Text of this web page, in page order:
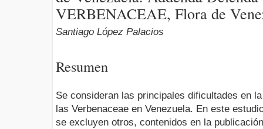
VERBENACEAE, Flora de
Santiago López Palacios
Resumen
Se consideran las principales dificultades en
las Verbenaceae en Venezuela. En este
se excluyen otros, contenidos en la